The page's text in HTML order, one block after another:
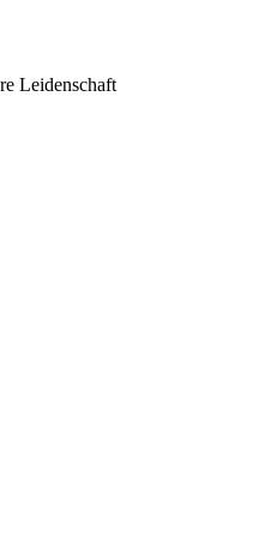
Leidenschaft